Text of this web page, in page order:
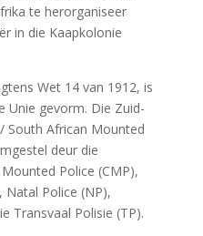
te herorganiseer
in die Kaapkolonie
Wet 14 van 1912, is
Unie gevorm. Die Zuid-
South African Mounted
deur die
Police (CMP),
Natal Police (NP),
Transvaal Polisie (TP).